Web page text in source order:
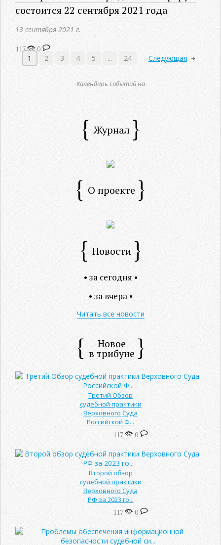
состоится 22 сентября 2021 года
13 сентября 2021 г.
117
0
1
2 3 4 5 ... 24 Следующая
Календарь событий на
Журнал
О проекте
Новости
• за сегодня •
• за вчера •
Читать все новости
Новое
в трибуне
Третий Обзор
судебной практики
Верховного Суда
Российской Ф...
117 0
Второй обзор
судебной практики
Верховного Суда
РФ за 2023 го...
117 0